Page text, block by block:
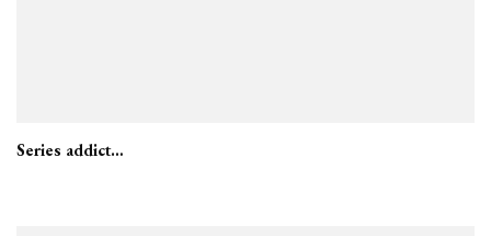
Series addict…